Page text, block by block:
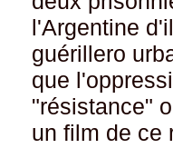
l'Argentine
guérillero
que
"résistance"
un film de ce